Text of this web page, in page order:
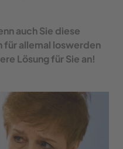
auch Sie diese
für allemal loswerden
Lösung für Sie an!